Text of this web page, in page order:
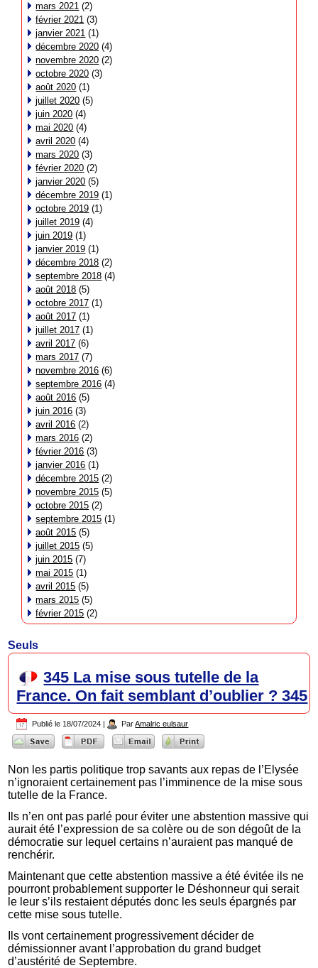
mars 2021 (2)
février 2021 (3)
janvier 2021 (1)
décembre 2020 (4)
novembre 2020 (2)
octobre 2020 (3)
août 2020 (1)
juillet 2020 (5)
juin 2020 (4)
mai 2020 (4)
avril 2020 (4)
mars 2020 (3)
février 2020 (2)
janvier 2020 (5)
décembre 2019 (1)
octobre 2019 (1)
juillet 2019 (4)
juin 2019 (1)
janvier 2019 (1)
décembre 2018 (2)
septembre 2018 (4)
août 2018 (5)
octobre 2017 (1)
août 2017 (1)
juillet 2017 (1)
avril 2017 (6)
mars 2017 (7)
novembre 2016 (6)
septembre 2016 (4)
août 2016 (5)
juin 2016 (3)
avril 2016 (2)
mars 2016 (2)
février 2016 (3)
janvier 2016 (1)
décembre 2015 (2)
novembre 2015 (5)
octobre 2015 (2)
septembre 2015 (1)
août 2015 (5)
juillet 2015 (5)
juin 2015 (7)
mai 2015 (1)
avril 2015 (5)
mars 2015 (5)
février 2015 (2)
Seuls
345 La mise sous tutelle de la
France. On fait semblant d’oublier ? 345
Publié le 18/07/2024 | Par Amalric eulsaur
Non les partis politique trop savants aux repas de l’Elysée
n’ignoraient certainement pas l’imminence de la mise sous
tutelle de la France.
Ils n’en ont pas parlé pour éviter une abstention massive qui
aurait été l’expression de sa colère ou de son dégoût de la
démocratie sur lequel certains n’auraient pas manqué de
renchérir.
Maintenant que cette abstention massive a été évitée ils ne
pourront probablement supporter le Déshonneur qui serait
le leur s’ils restaient députés donc les seuls épargnés par
cette mise sous tutelle.
Ils vont certainement progressivement décider de
démissionner avant l’approbation du grand budget
d’austérité de Septembre.